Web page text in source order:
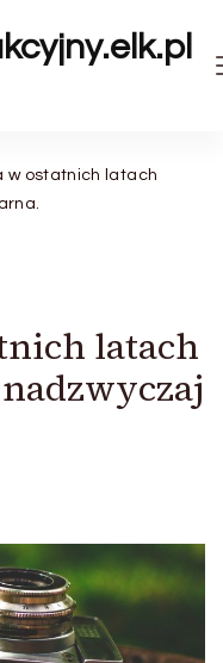
w ostatnich latach
latach
nadzwyczaj